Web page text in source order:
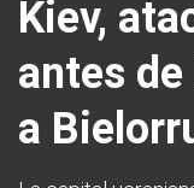
Kiev,
antes
a